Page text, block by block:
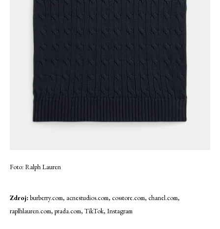
Foto: Ralph Lauren
Zdroj: burberry.com, acnestudios.com, cosstore.com, chanel.com,
raplhlauren.com, prada.com, TikTok, Instagram